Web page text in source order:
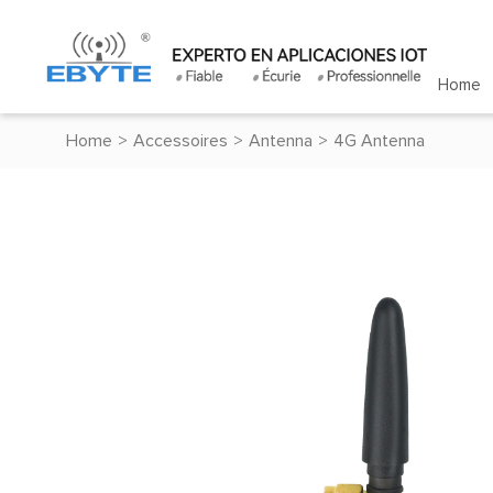
Home
Home > Accessoires > Antenna > 4G Antenna